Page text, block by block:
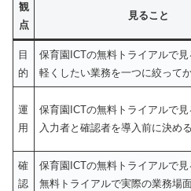
観
点
見ること
目
的
保育園ICTの無料トライアルで見
軽くしたい業務を一つに絞って
運
用
保育園ICTの無料トライアルで見
入力者と確認者を導入前に決める
確
認
保育園ICTの無料トライアルで見
無料トライアルで実際の業務場